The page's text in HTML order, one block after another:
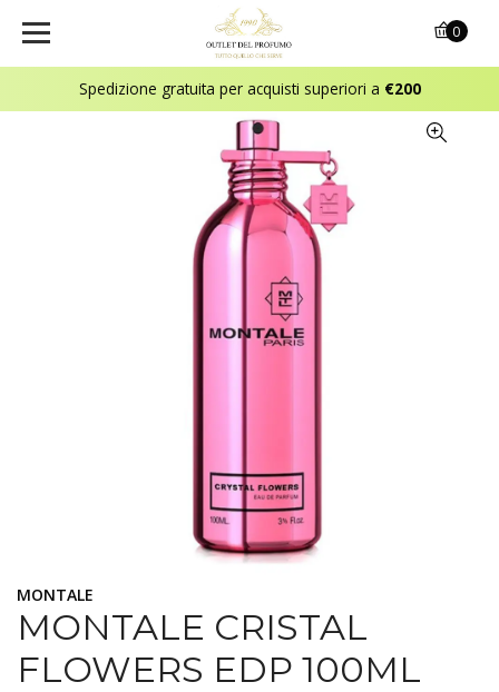
Spedizione gratuita per acquisti superiori a €200
0
MONTALE
MONTALE CRISTAL
FLOWERS EDP 100ML